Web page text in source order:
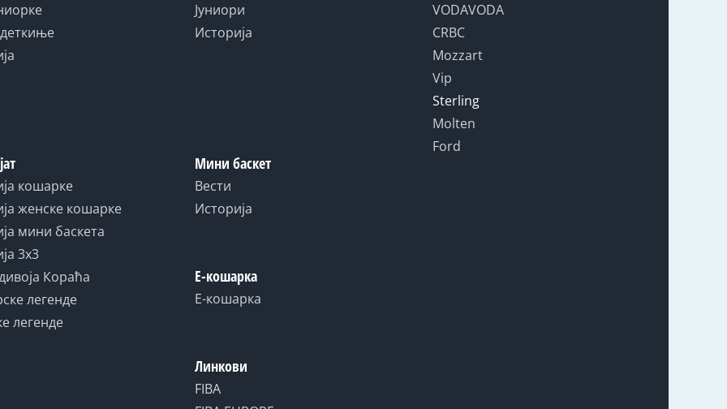
кошарке
женске кошарке
мини баскета
3x3
Кораћа
легенде
легенде
Јуниори
Историја
Мини баскет
Вести
Историја
Е-кошарка
Е-кошарка
Линкови
FIBA
VODAVODA
CRBC
Mozzart
Vip
Sterling
Molten
Ford